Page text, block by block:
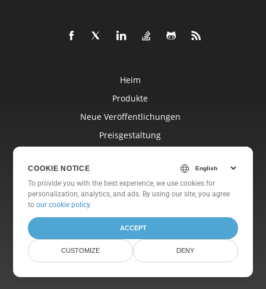
Heim
Produkte
Neue Veröffentlichungen
Preisgestaltung
Kostenlose Beratung
Websites
Um
COOKIE NOTICE
To provide you with the best experience, we use cookies for
personalization, analytics, and ads. By using our site, you agree
toour cookie policy.
ACCEPT
CUSTOMIZE DENY